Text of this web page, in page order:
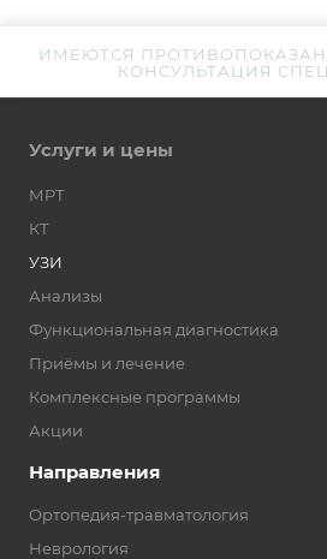
ИМЕЮТСЯ
КОНСУЛЬТАЦИЯ
Услуги и цены
МРТ
КТ
УЗИ
Анализы
Функциональная диагностика
Приёмы и лечение
Комплексные программы
Акции
Направления
Ортопедия-травматология
Неврология